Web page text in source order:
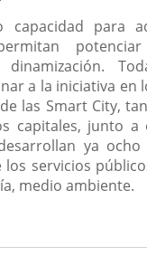
capacidad para
a la iniciativa en
las Smart City,
capitales, junto
ya
los servicios
medio ambiente.